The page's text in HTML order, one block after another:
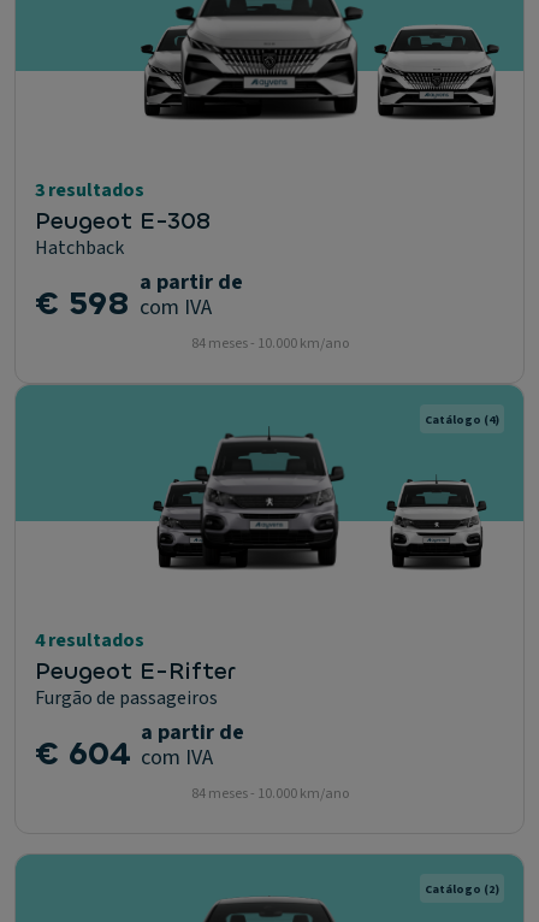
3 resultados
Peugeot E-308
Hatchback
€ 598 a partir de
com IVA
84 meses - 10.000 km/ano
Catálogo (4)
4 resultados
Peugeot E-Rifter
Furgão de passageiros
€ 604 a partir de
com IVA
84 meses - 10.000 km/ano
Catálogo (2)